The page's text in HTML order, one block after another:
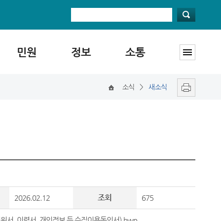
민원 정보 소통
소식 > 새소식
2026.02.12 조회 675